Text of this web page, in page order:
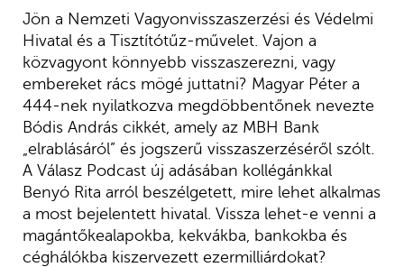
Jön a Nemzeti Vagyonvisszaszerzési és Védelmi
Hivatal és a Tisztítótűz-művelet. Vajon a
közvagyont könnyebb visszaszerezni, vagy
embereket rács mögé juttatni? Magyar Péter a
444-nek nyilatkozva megdöbbentőnek nevezte
Bódis András cikkét, amely az MBH Bank
„elrablásáról” és jogszerű visszaszerzéséről szólt.
A Válasz Podcast új adásában kollégánkkal
Benyó Rita arról beszélgetett, mire lehet alkalmas
a most bejelentett hivatal. Vissza lehet-e venni a
magántőkealapokba, kekvákba, bankokba és
céghálókba kiszervezett ezermilliárdokat?